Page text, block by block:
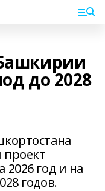
до 2028
2026 год и на
годов.